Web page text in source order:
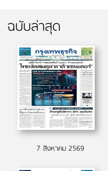
ฉบับล่าสุด
7 สิงหาคม 2569